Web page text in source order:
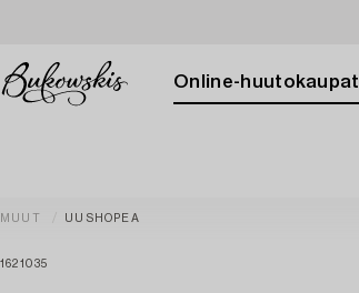
Online-huutokaupat
MUUT UUSHOPEA
1621035